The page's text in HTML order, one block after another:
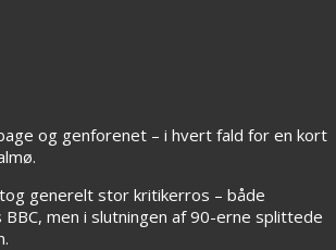
og genforenet – i hvert fald for en kort
generelt stor kritikerros – både
men i slutningen af 90-erne splittede